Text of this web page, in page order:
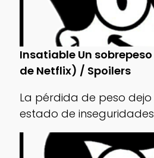
Insatiable Un
de Netflix) / Spoilers
La pérdida de peso
estado de